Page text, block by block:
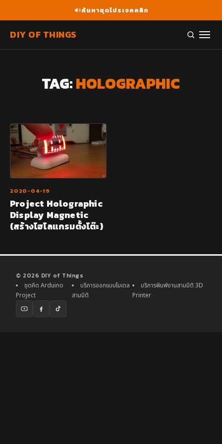
ค้นหาชุดโปรเจคคลิก
DIY OF THINGS
TAG:HOLOGRAPHIC
2020-04-19
Project Holographic
Display Magnetic
(สร้างโฮโลแกรมตั้งโต๊ะ)
© 2026 DIY of Things
ชุดคิด Arduino
Project
บริการออกแบบโมเดล
สามมิติ
บริการพิมพ์งานสามมิติ 3D
Printer
YouTubeFacebook
TikTok